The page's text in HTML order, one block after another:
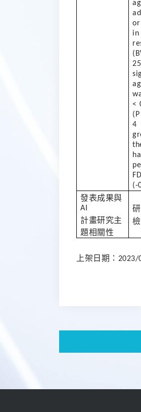
or
in
<
4
(-
發表成果與
AI
計畫研究主
題相關性
上架日期： 2023/